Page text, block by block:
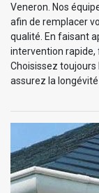
Veneron. Nos
afin de remplacer
qualité. En faisant
intervention rapide,
Choisissez
assurez la